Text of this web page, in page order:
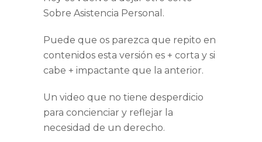
Sobre Asistencia Personal.
Puede que os parezca que repito en
contenidos esta versión es + corta y si
cabe + impactante que la anterior.
Un video que no tiene desperdicio
para concienciar y reflejar la
necesidad de un derecho.